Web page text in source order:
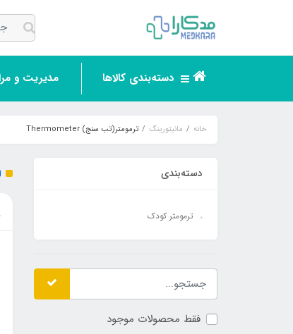
دسته‌بندی کالاها مدیریت و
خانه مانیتورینگ ترمومتر(تب سنج) Thermometer
دسته‌بندی
ترمومتر کودک
فقط محصولات موجود